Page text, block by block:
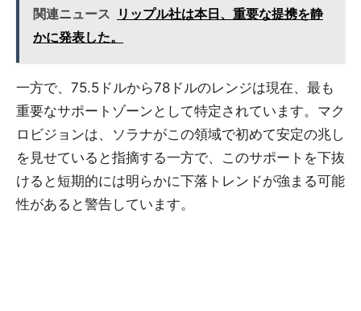
関連ニュース リップル社は本日、重要な提携を静
かに発表した。
一方で、75.5ドルから78ドルのレンジは現在、最も
重要なサポートゾーンとして特定されています。マク
ロビジョンは、ソラナがこの領域で初めて安定の兆し
を見せていると指摘する一方で、このサポートを下抜
けると短期的には明らかに下落トレンドが強まる可能
性があると警告しています。